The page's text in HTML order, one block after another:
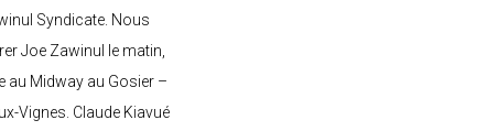
Syndicate. Nous
Joe Zawinul le matin,
au Midway au Gosier –
Vignes. Claude Kiavué